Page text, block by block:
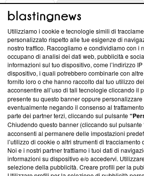
ABOUT
Questa sezione offre informazioni
News, sui nostri processi editoriali e su
creare news di qualità. Inoltre, afferma la
‘Trust Project - News with Integrity’
ancora membro del programma, ma ha
parte; Trust Project non ha ancora
conformità agli standard.
Su di noi
Team editoriale
Corporate
Redazione
Utilizziamo i cookie e tecnologie simili di
personalizzato rispetto alle tue esigenze di
nostro traffico. Raccogliamo e condividiamo con i
occupano di analisi dei dati web, pubblicità e
informazioni sul tuo dispositivo, come l’indirizzo
dispositivo, i quali potrebbero combinarle con
fornito loro o che hanno raccolto dal tuo utilizzo
acconsentire all’uso di tali tecnologie cliccando il
presente su questo banner oppure
eventualmente negando il consenso al
parte dei partner terzi, cliccando sul pulsante
Chiudendo questo banner (cliccando sul pulsante
acconsenti al permanere delle impostazioni
l’utilizzo di cookie o altri strumenti di tracciamento
Noi e i nostri partner trattiamo i tuoi dati di
informazioni su dispositivo e/o accedervi.
selezione della pubblicità. Creare profili per la